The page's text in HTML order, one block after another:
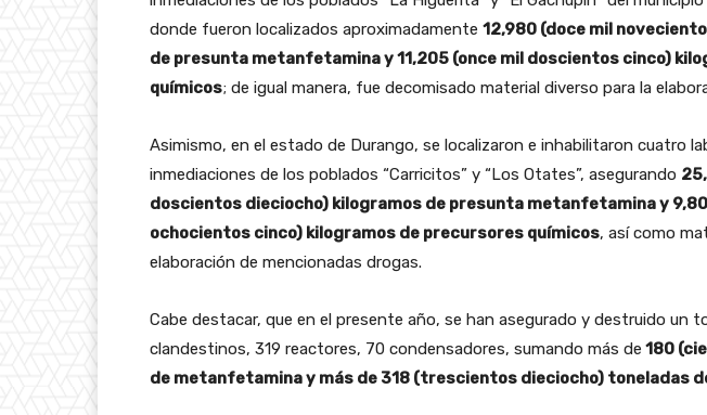
donde fueron localizados aproximadamente 12,980 (doce mil
de presunta metanfetamina y 11,205 (once mil doscientos cinco)
químicos; de igual manera, fue decomisado material diverso para la
Asimismo, en el estado de Durango, se localizaron e inhabilitaron cuatro
inmediaciones de los poblados “Carricitos” y “Los Otates”, asegurando
doscientos dieciocho) kilogramos de presunta metanfetamina y
ochocientos cinco) kilogramos de precursores químicos, así como
elaboración de mencionadas drogas.
Cabe destacar, que en el presente año, se han asegurado y destruido un
clandestinos, 319 reactores, 70 condensadores, sumando más de 180
de metanfetamina y más de 318 (trescientos dieciocho) toneladas